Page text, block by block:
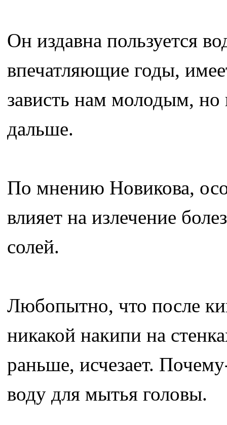
Он издавна пользуется
впечатляющие годы,
зависть нам молодым,
дальше.
По мнению Новикова,
влияет на излечение
солей.
Любопытно, что после
никакой накипи на
раньше, исчезает.
воду для мытья головы.